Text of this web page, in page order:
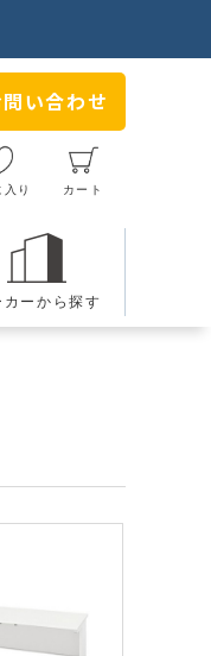
い合わせ
入り カート
カーから探す